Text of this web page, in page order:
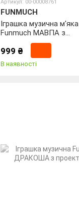
Артикул: 00-00008761
FUNMUCH
Іграшка музична м'яка
Funmuch МАВПА з
проектором
999 ₴
В наявності